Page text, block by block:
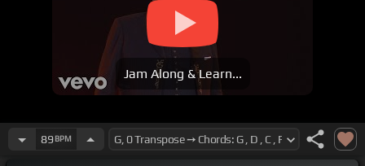
Jam Along & Learn...
89 BPM